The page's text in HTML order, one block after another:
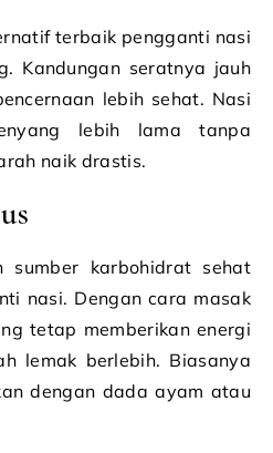
terbaik pengganti nasi
Kandungan seratnya jauh
lebih sehat. Nasi
lebih lama tanpa
naik drastis.
sumber karbohidrat sehat
nasi. Dengan cara masak
tetap memberikan energi
lemak berlebih. Biasanya
dengan dada ayam atau